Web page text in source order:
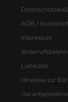
AGB /
Impressum
Lieferzeit
Hinweise zur